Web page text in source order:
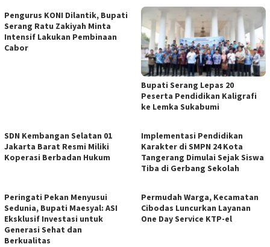
Pengurus KONI Dilantik, Bupati
Serang Ratu Zakiyah Minta
Intensif Lakukan Pembinaan
Cabor
Bupati Serang Lepas 20
Peserta Pendidikan Kaligrafi
ke Lemka Sukabumi
SDN Kembangan Selatan 01
Jakarta Barat Resmi Miliki
Koperasi Berbadan Hukum
Implementasi Pendidikan
Karakter di SMPN 24 Kota
Tangerang Dimulai Sejak Siswa
Tiba di Gerbang Sekolah
Peringati Pekan Menyusui
Sedunia, Bupati Maesyal: ASI
Eksklusif Investasi untuk
Generasi Sehat dan
Berkualitas
Permudah Warga, Kecamatan
Cibodas Luncurkan Layanan
One Day Service KTP-el